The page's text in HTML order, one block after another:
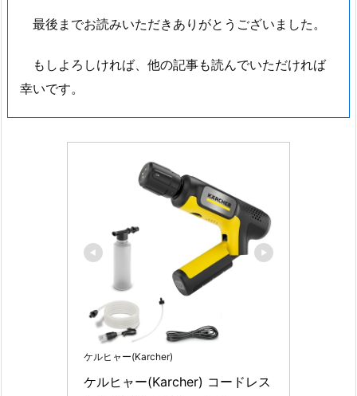
最後までお読みいただきありがとうございました。
もしよろしければ、他の記事も読んでいただければ
幸いです。
ケルヒャー(Karcher)
ケルヒャー(Karcher) コードレス